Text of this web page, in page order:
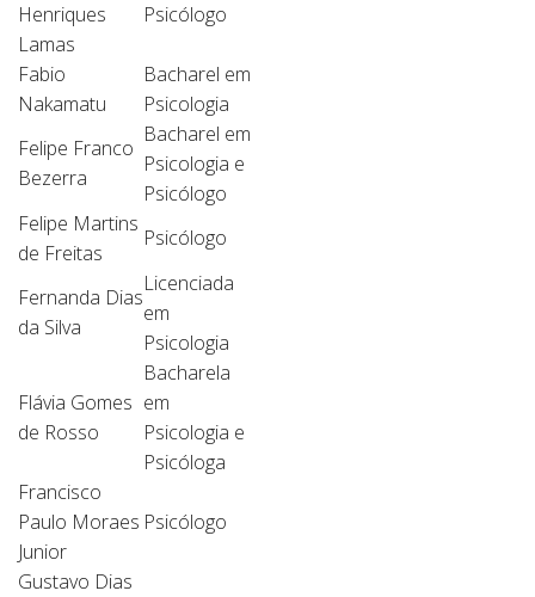
Henriques
Lamas
Psicólogo
Fabio
Nakamatu
Bacharel em
Psicologia
Felipe Franco
Bezerra
Bacharel em
Psicologia e
Psicólogo
Felipe Martins
de Freitas
Psicólogo
Fernanda Dias
da Silva
Licenciada
em
Psicologia
Flávia Gomes
de Rosso
Bacharela
em
Psicologia e
Psicóloga
Francisco
Paulo Moraes
Junior
Psicólogo
Gustavo Dias